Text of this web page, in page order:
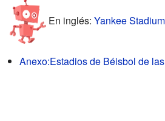
En inglés: Yankee
Anexo:Estadios de Béisbol de